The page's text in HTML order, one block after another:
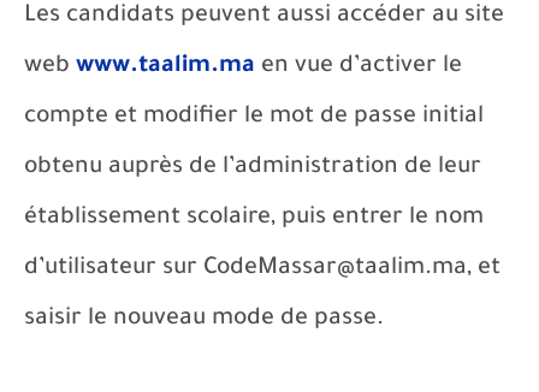
Les candidats peuvent aussi accéder au site
web www.taalim.ma en vue d’activer le
compte et modifier le mot de passe initial
obtenu auprès de l’administration de leur
établissement scolaire, puis entrer le nom
d’utilisateur sur CodeMassar@taalim.ma, et
saisir le nouveau mode de passe.